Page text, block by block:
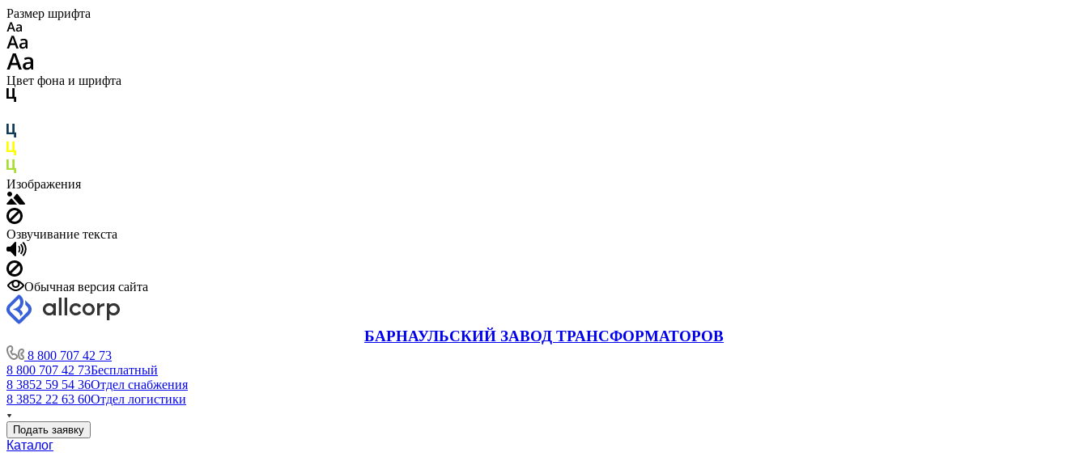
Размер шрифта
Цвет фона и шрифта
Изображения
Озвучивание текста
Обычная версия сайта
БАРНАУЛЬСКИЙ ЗАВОД ТРАНСФОРМАТОРОВ
8 800 707 42 73
8 800 707 42 73Бесплатный
8 3852 59 54 36Отдел снабжения
8 3852 22 63 60Отдел логистики
Подать заявку
Каталог